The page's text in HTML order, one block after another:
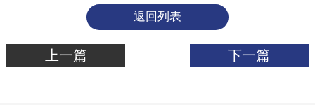
返回列表
上一篇 下一篇